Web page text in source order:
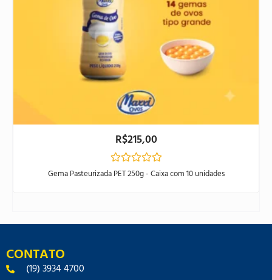
R$215,00
Avaliação
Gema Pasteurizada PET 250g - Caixa com 10 unidades
CONTATO
(19) 3934 4700